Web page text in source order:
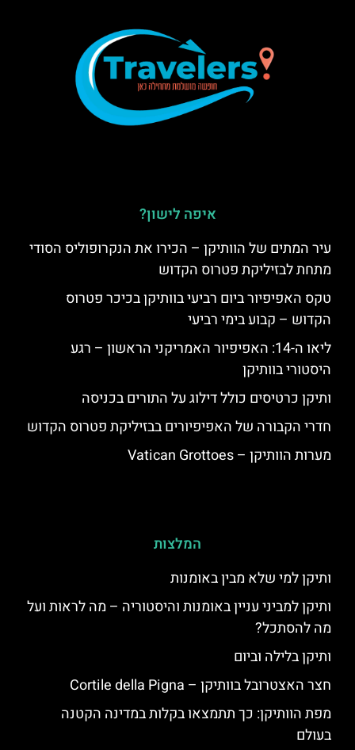
איפה לישון?
עיר המתים של הוותיקן – הכירו את הנקרופוליס הסודי
מתחת לבזיליקת פטרוס הקדוש
טקס האפיפיור ביום רביעי בוותיקן בכיכר פטרוס
הקדוש – קבוע בימי רביעי
ליאו ה-14: האפיפיור האמריקני הראשון – רגע
היסטורי בוותיקן
ותיקן כרטיסים כולל דילוג על התורים בכניסה
חדרי הקבורה של האפיפיורים בבזיליקת פטרוס הקדוש
מערות הוותיקן – Vatican Grottoes
המלצות
ותיקן למי שלא מבין באומנות
ותיקן למביני עניין באומנות והיסטוריה – מה לראות ועל
מה להסתכל?
ותיקן בלילה וביום
חצר האצטרובל בוותיקן – Cortile della Pigna
מפת הוותיקן: כך תתמצאו בקלות במדינה הקטנה
בעולם